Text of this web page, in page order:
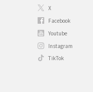
X
Facebook
Youtube
Instagram
TikTok